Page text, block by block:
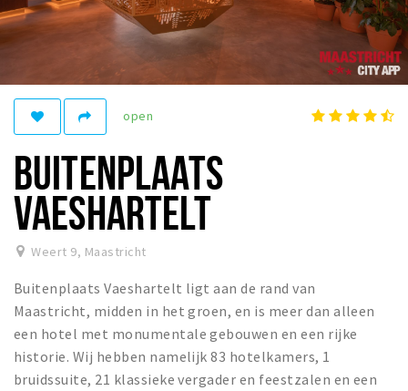
Slapen
Recreatief
Winkels
Winkelgebieden
Bezienswaardigheden
Musea, theaters & podia
Uitjes & activiteiten
Toeristische routes
Natuurgebieden
Baroniepoorten
open
BUITENPLAATS
VAESHARTELT
Weert 9, Maastricht
Buitenplaats Vaeshartelt ligt aan de rand van
Maastricht, midden in het groen, en is meer dan alleen
een hotel met monumentale gebouwen en een rijke
historie. Wij hebben namelijk 83 hotelkamers, 1
bruidssuite, 21 klassieke vergader en feestzalen en een